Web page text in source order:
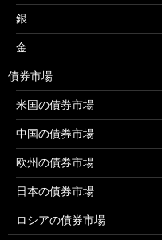
銀
金
債券市場
米国の債券市場
中国の債券市場
欧州の債券市場
日本の債券市場
ロシアの債券市場